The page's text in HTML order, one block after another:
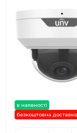
в наявності
безкоштовна доставка